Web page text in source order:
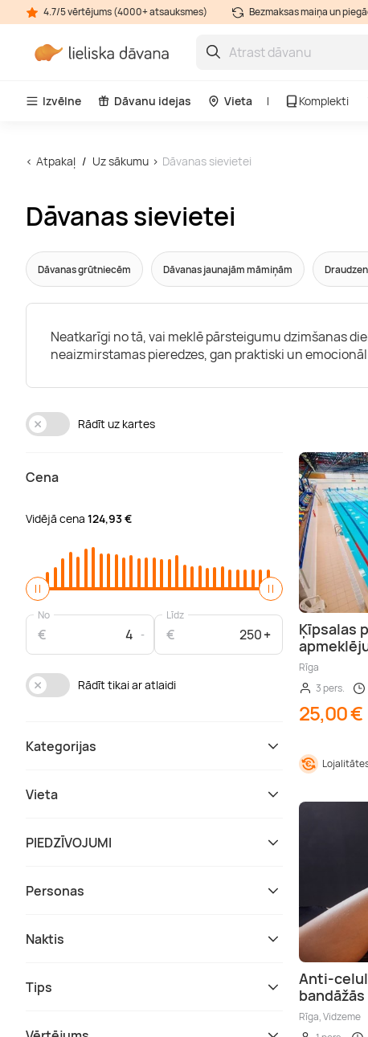
4.7/5 vērtējums (4000+ atsauksmes) Bezmaksas maiņa un
Izvēlne Dāvanu idejas Vieta Komplekti
Atpakaļ Uz sākumu Dāvanas sievietei
Dāvanas sievietei
Dāvanas grūtniecēm Dāvanas jaunajām māmiņām
Neatkarīgi no tā, vai meklē pārsteigumu dzimšanas
neaizmirstamas pieredzes, gan praktiski un
Rādīt uz kartes
Cena
Vidējā cena 124,93 €
No
€
Līdz
€
Rādīt tikai ar atlaidi
Kategorijas
Vieta
PIEDZĪVOJUMI
Personas
Naktis
Tips
Ķīpsalas
Rīga
3 pers.
25,00 €
Anti-
bandāžās
Rīga, Vidzeme